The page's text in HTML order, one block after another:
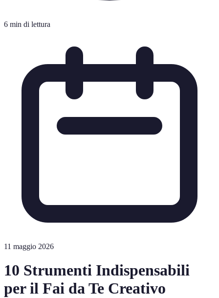
6 min di lettura
11 maggio 2026
10 Strumenti Indispensabili
per il Fai da Te Creativo